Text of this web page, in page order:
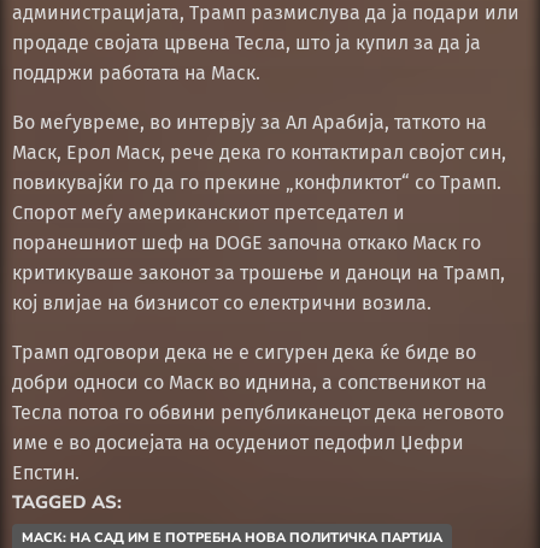
администрацијата, Трамп размислува да ја подари или
продаде својата црвена Тесла, што ја купил за да ја
поддржи работата на Маск.
Во меѓувреме, во интервју за Ал Арабија, таткото на
Маск, Ерол Маск, рече дека го контактирал својот син,
повикувајќи го да го прекине „конфликтот“ со Трамп.
Спорот меѓу американскиот претседател и
поранешниот шеф на DOGE започна откако Маск го
критикуваше законот за трошење и даноци на Трамп,
кој влијае на бизнисот со електрични возила.
Трамп одговори дека не е сигурен дека ќе биде во
добри односи со Маск во иднина, а сопственикот на
Тесла потоа го обвини републиканецот дека неговото
име е во досиејата на осудениот педофил Џефри
Епстин.
TAGGED AS:
МАСК: НА САД ИМ Е ПОТРЕБНА НОВА ПОЛИТИЧКА ПАРТИЈА